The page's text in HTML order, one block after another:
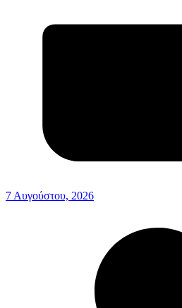
7 Αυγούστου, 2026